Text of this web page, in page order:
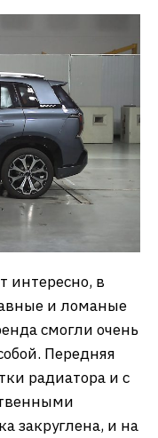
интересно, в
и ломаные
смогли очень
Передняя
радиатора и с
закруглена, и на